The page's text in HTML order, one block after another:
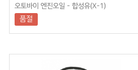
오토바이 엔진오일 - 합성유(X-1)
품절